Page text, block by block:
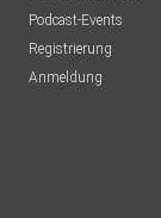
Podcast-Events
Registrierung
Anmeldung